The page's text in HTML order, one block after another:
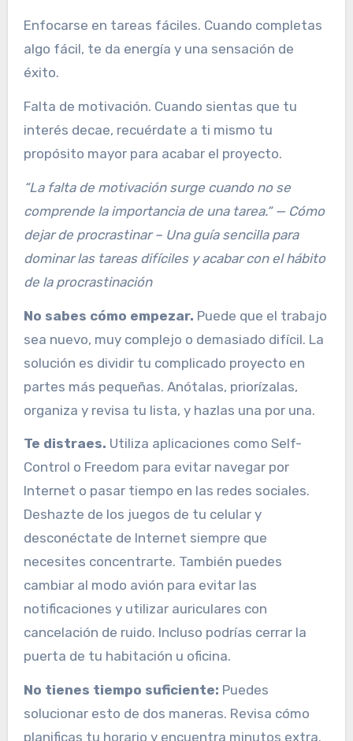
Enfocarse en tareas fáciles. Cuando completas
algo fácil, te da energía y una sensación de
éxito.
Falta de motivación. Cuando sientas que tu
interés decae, recuérdate a ti mismo tu
propósito mayor para acabar el proyecto.
“La falta de motivación surge cuando no se
comprende la importancia de una tarea.“ — Cómo
dejar de procrastinar – Una guía sencilla para
dominar las tareas difíciles y acabar con el hábito
de la procrastinación
No sabes cómo empezar. Puede que el trabajo
sea nuevo, muy complejo o demasiado difícil. La
solución es dividir tu complicado proyecto en
partes más pequeñas. Anótalas, priorízalas,
organiza y revisa tu lista, y hazlas una por una.
Te distraes. Utiliza aplicaciones como Self-
Control o Freedom para evitar navegar por
Internet o pasar tiempo en las redes sociales.
Deshazte de los juegos de tu celular y
desconéctate de Internet siempre que
necesites concentrarte. También puedes
cambiar al modo avión para evitar las
notificaciones y utilizar auriculares con
cancelación de ruido. Incluso podrías cerrar la
puerta de tu habitación u oficina.
No tienes tiempo suficiente: Puedes
solucionar esto de dos maneras. Revisa cómo
planificas tu horario y encuentra minutos extra.